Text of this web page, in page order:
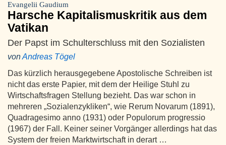
Evangelii Gaudium
Harsche Kapitalismuskritik aus dem
Vatikan
Der Papst im Schulterschluss mit den Sozialisten
vonAndreas Tögel
Das kürzlich herausgegebene Apostolische Schreiben ist
nicht das erste Papier, mit dem der Heilige Stuhl zu
Wirtschaftsfragen Stellung bezieht. Das war schon in
mehreren „Sozialenzykliken“, wie Rerum Novarum (1891),
Quadragesimo anno (1931) oder Populorum progressio
(1967) der Fall. Keiner seiner Vorgänger allerdings hat das
System der freien Marktwirtschaft in derart …